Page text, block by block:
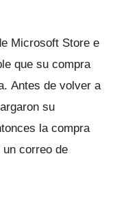
Microsoft Store e
que su compra
Antes de volver a
su
la compra
un correo de